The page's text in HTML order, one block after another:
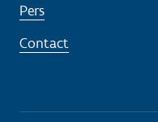
Pers
Contact